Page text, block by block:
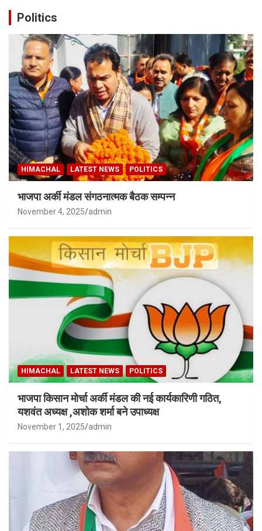
Politics
HIMACHAL LATEST NEWS POLITICS
भाजपा अर्की मंडल संगठनात्मक बैठक सम्पन्न
November 4, 2025 admin
HIMACHAL LATEST NEWS POLITICS
भाजपा किसान मोर्चा अर्की मंडल की नई कार्यकारिणी गठित,
यशवंत अध्यक्ष ,अशोक शर्मा बने उपाध्यक्ष
November 1, 2025 admin